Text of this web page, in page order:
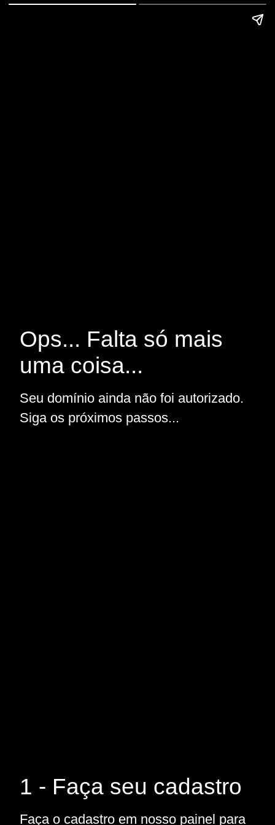
Ops... Falta só mais
uma coisa...
Seu domínio ainda não foi autorizado.
Siga os próximos passos...
1 - Faça seu cadastro
Faça o cadastro em nosso painel para